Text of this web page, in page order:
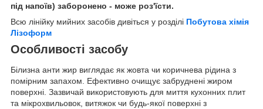
під напоїв) заборонено - може роз'їсти.
Всю лінійку мийних засобів дивіться у розділі Побутова хімія
Лізоформ
Особливості засобу
Білизна анти жир виглядає як жовта чи коричнева рідина з
помірним запахом. Ефективно очищує забруднені жиром
поверхні. Зазвичай використовують для миття кухонних плит
та мікрохвильовок, витяжок чи будь-якої поверхні з